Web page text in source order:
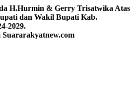
H.Hurmin & Gerry Trisatwika Atas
dan Wakil Bupati Kab.
2029.